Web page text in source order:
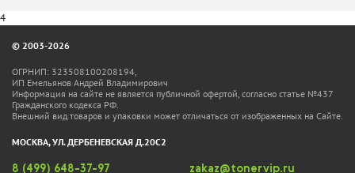
4
© 2003-2026
ОГРНИП: 323508100208194,
ИП Емельянов Андрей Владимирович
Информация на сайте не является публичной офертой, согласно статье №437
Гражданского кодекса РФ.
Внешний вид товаров и упаковки может отличаться от изображенных на Сайте.
МОСКВА, УЛ. ДЕРБЕНЕВСКАЯ Д.20С2
8 (499) 648-37-97 zakaz@tonervip.ru